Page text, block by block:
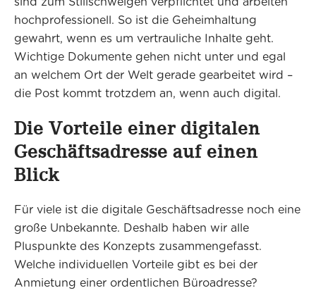
hochprofessionell. So ist die Geheimhaltung
gewahrt, wenn es um vertrauliche Inhalte geht.
Wichtige Dokumente gehen nicht unter und egal
an welchem Ort der Welt gerade gearbeitet wird –
die Post kommt trotzdem an, wenn auch digital.
Die Vorteile einer digitalen
Geschäftsadresse auf einen
Blick
Für viele ist die digitale Geschäftsadresse noch eine
große Unbekannte. Deshalb haben wir alle
Pluspunkte des Konzepts zusammengefasst.
Welche individuellen Vorteile gibt es bei der
Anmietung einer ordentlichen Büroadresse?